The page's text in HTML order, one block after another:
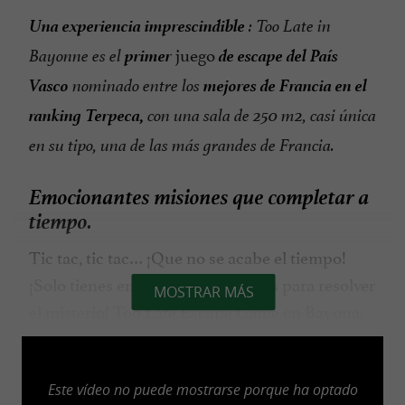
Una experiencia imprescindible : Too Late in
Bayonne es elprimerjuegode escapedel País
Vasco nominado entre los mejores de Francia en el
ranking Terpeca, con una sala de 250 m2, casi única
en su tipo, una de las más grandes de Francia.
Emocionantes misiones que completar a
tiempo.
Tic tac, tic tac… ¡Que no se acabe el tiempo!
¡Solo tienes entre 60 y 120 minutos para resolver
el misterio! Too Late Escape Game en Bayona,
un juego que encanta a grandes y pequeños,
divertidos como inmersivos. La decoración,
MOSTRAR MÁS
Este vídeo no puede mostrarse porque ha optado